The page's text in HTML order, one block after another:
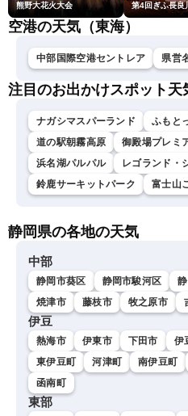
熊野大花火大会 第4回ぎふ長良
空港の天気（東海）
中部国際空港セントレア 県営
注目のお出かけスポット天
ナガシマスパーランド ふもと
道の駅朝霧高原
御殿場プレミ
浜名湖パルパル
レゴランド・
鈴鹿サーキットパーク
富士山
静岡県の各地の天気
中部
静岡市葵区 静岡市駿河区
焼津市
藤枝市 牧之原市
伊豆
熱海市 伊東市 下田市 伊
東伊豆町
河津町 南伊豆町
函南町
東部